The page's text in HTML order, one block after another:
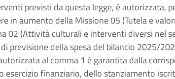
previsti da questa legge, è autorizzata,
in aumento della Missione 05 (Tutela e
02 (Attività culturali e interventi diversi nel
previsione della spesa del bilancio 2025/
al comma 1 è garantita dalla
esercizio finanziario, dello stanziamento